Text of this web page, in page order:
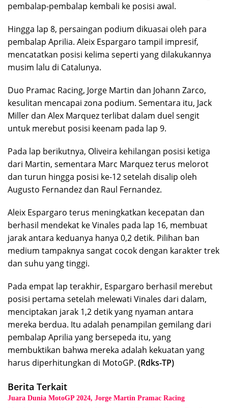
pembalap-pembalap kembali ke posisi awal.
Hingga lap 8, persaingan podium dikuasai oleh para
pembalap Aprilia. Aleix Espargaro tampil impresif,
mencatatkan posisi kelima seperti yang dilakukannya
musim lalu di Catalunya.
Duo Pramac Racing, Jorge Martin dan Johann Zarco,
kesulitan mencapai zona podium. Sementara itu, Jack
Miller dan Alex Marquez terlibat dalam duel sengit
untuk merebut posisi keenam pada lap 9.
Pada lap berikutnya, Oliveira kehilangan posisi ketiga
dari Martin, sementara Marc Marquez terus melorot
dan turun hingga posisi ke-12 setelah disalip oleh
Augusto Fernandez dan Raul Fernandez.
Aleix Espargaro terus meningkatkan kecepatan dan
berhasil mendekat ke Vinales pada lap 16, membuat
jarak antara keduanya hanya 0,2 detik. Pilihan ban
medium tampaknya sangat cocok dengan karakter trek
dan suhu yang tinggi.
Pada empat lap terakhir, Espargaro berhasil merebut
posisi pertama setelah melewati Vinales dari dalam,
menciptakan jarak 1,2 detik yang nyaman antara
mereka berdua. Itu adalah penampilan gemilang dari
pembalap Aprilia yang bersepeda itu, yang
membuktikan bahwa mereka adalah kekuatan yang
harus diperhitungkan di MotoGP. (Rdks-TP)
Berita Terkait
Juara Dunia MotoGP 2024, Jorge Martin Pramac Racing